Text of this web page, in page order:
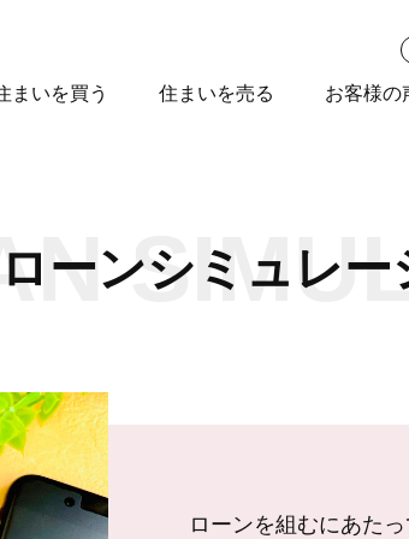
まいを買う 住まいを売る お客様の
ローンシミュレー
ローンを組むにあた